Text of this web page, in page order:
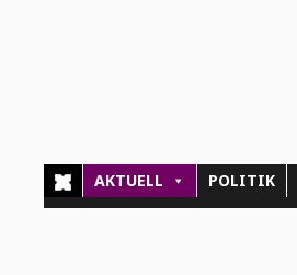
AKTUELL POLITIK